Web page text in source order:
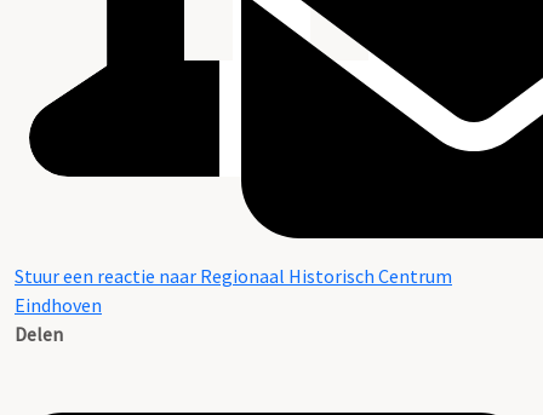
Stuur een reactie naar Regionaal Historisch Centrum
Eindhoven
Delen